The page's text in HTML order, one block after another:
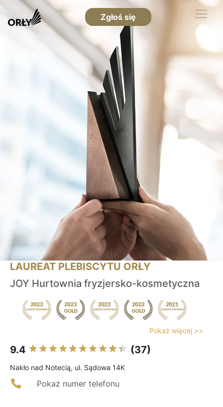
Zgłoś się
LAUREAT PLEBISCYTU ORŁY
JOY Hurtownia fryzjersko-kosmetyczna
Pokaż więcej >>
9.4 (37)
Nakło nad Notecią, ul. Sądowa 14K
Pokaż numer telefonu